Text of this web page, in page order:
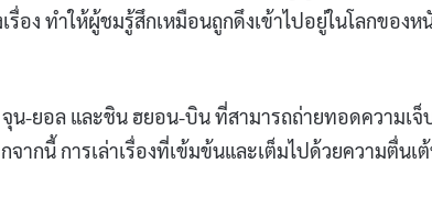
ง ทำให้ผู้ชมรู้สึกเหมือนถูกดึงเข้าไปอยู่ในโลกของห
น-ยอล และชิน ฮยอน-บิน ที่สามารถถ่ายทอดความเจ็
ากนี้ การเล่าเรื่องที่เข้มข้นและเต็มไปด้วยความตื่นเ